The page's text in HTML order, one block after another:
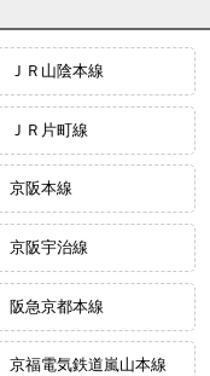
ＪＲ山陰本線
ＪＲ片町線
京阪本線
京阪宇治線
阪急京都本線
京福電気鉄道嵐山本線